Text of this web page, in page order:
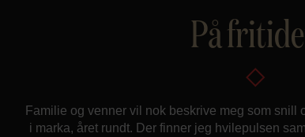
På
Familie og venner vil nok beskrive meg som snill
i marka, året rundt. Der finner jeg hvilepulsen